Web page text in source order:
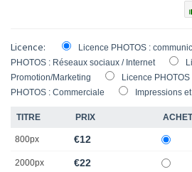
Licence: Licence PHOTOS :
PHOTOS : Réseaux sociaux / Internet
Promotion/Marketing
Licence
PHOTOS : Commerciale
Impressions
TITRE PRIX
800px €12
2000px €22